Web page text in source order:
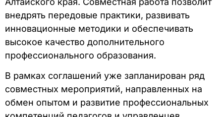
внедрять передовые практики, развивать
инновационные методики и обеспечивать
высокое качество дополнительного
профессионального образования.
В рамках соглашений уже запланирован ряд
совместных мероприятий, направленных на
обмен опытом и развитие профессиональных